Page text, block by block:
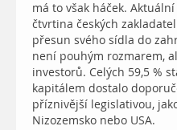
má to však háček.
čtvrtina českých
přesun svého sídla do
není pouhým rozmarem,
investorů. Celých 59,5 %
kapitálem dostalo
příznivější legislativou,
Nizozemsko nebo USA.